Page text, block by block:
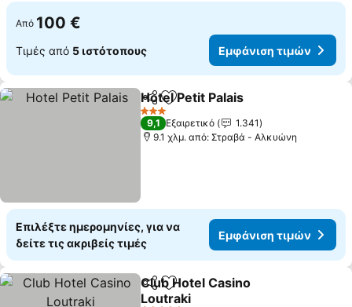
Από 100 €
Τιμές από 5 ιστότοπους Εμφάνιση τιμών
Κοινοποίηση
Προσθήκη στα αγαπημένα
Hotel Petit Palais
3 Αστέρια
9,1 Εξαιρετικό
1.341
9.1 χλμ. από: Στραβά - Αλκυώνη
Επιλέξτε ημερομηνίες, για να
δείτε τις ακριβείς τιμές
Εμφάνιση τιμών
Κοινοποίηση
Προσθήκη στα αγαπημένα
Club Hotel Casino
Loutraki